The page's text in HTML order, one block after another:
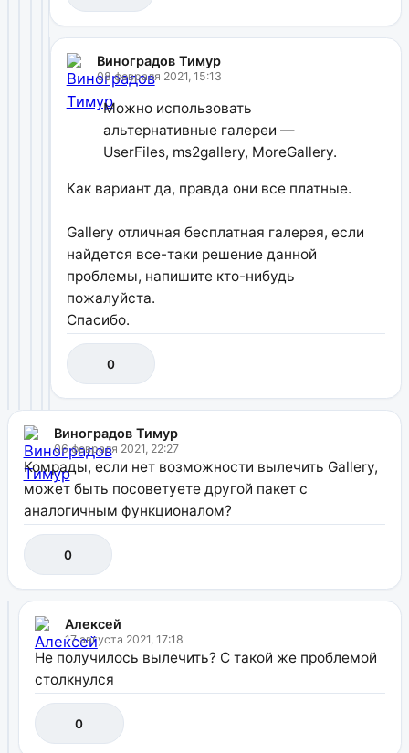
Виноградов Тимур
08 февраля 2021, 15:13
Можно использовать
альтернативные галереи —
UserFiles, ms2gallery, MoreGallery.
Как вариант да, правда они все платные.
Gallery отличная бесплатная галерея, если
найдется все-таки решение данной
проблемы, напишите кто-нибудь
пожалуйста.
Спасибо.
0
Виноградов Тимур
06 февраля 2021, 22:27
Комрады, если нет возможности вылечить Gallery,
может быть посоветуете другой пакет с
аналогичным функционалом?
0
Алексей
17 августа 2021, 17:18
Не получилось вылечить? С такой же проблемой
столкнулся
0